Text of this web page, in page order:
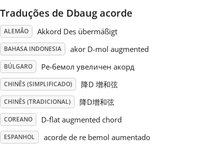
Português
Русский
Svenska
Tiếng Việt
Türkçe
Traduções de Dbaug acorde
ALEMÃO Akkord Des übermäßigt
BAHASA INDONESIA akor D-mol augmented
BÚLGARO Ре-бемол увеличен акорд
CHINÊS (SIMPLIFICADO) 降D 增和弦
CHINÊS (TRADICIONAL) 降D增和弦
COREANO D-flat augmented chord
ESPANHOL acorde de re bemol aumentado